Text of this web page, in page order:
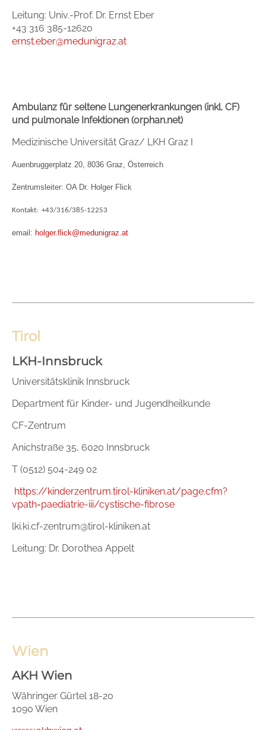
Leitung: Univ.-Prof. Dr. Ernst Eber
+43 316 385-12620
ernst.eber@medunigraz.at
Ambulanz für seltene Lungenerkrankungen (inkl. CF)
und pulmonale Infektionen (orphan.net)
Medizinische Universität Graz/ LKH Graz I
Auenbruggerplatz 20, 8036 Graz, Österreich
Zentrumsleiter: OA Dr. Holger Flick
Kontakt: +43/316/385-12253
email: holger.flick@medunigraz.at
Tirol
LKH-Innsbruck
Universitätsklinik Innsbruck
Department für Kinder- und Jugendheilkunde
CF-Zentrum
Anichstraße 35, 6020 Innsbruck
T (0512) 504-249 02
https://kinderzentrum.tirol-kliniken.at/page.cfm?
vpath=paediatrie-iii/cystische-fibrose
lki.ki.cf-zentrum@tirol-kliniken.at
Leitung: Dr. Dorothea Appelt
Wien
AKH Wien
Währinger Gürtel 18-20
1090 Wien